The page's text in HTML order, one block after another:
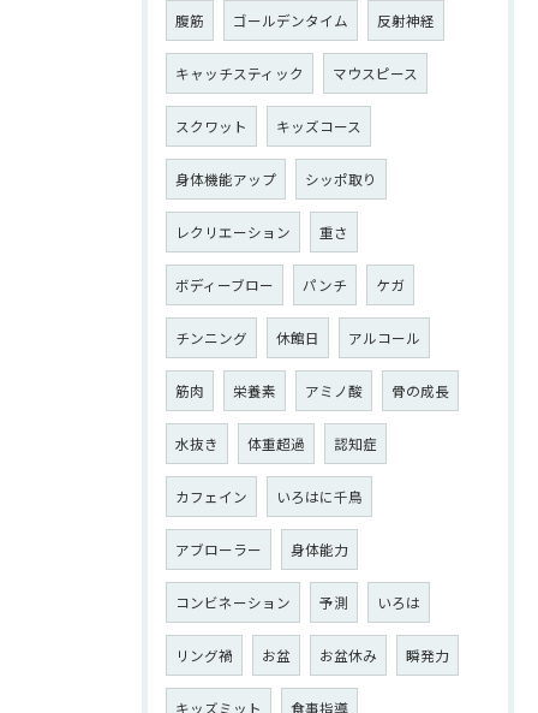
腹筋 ゴールデンタイム 反射神経
キャッチスティック マウスピース
スクワット キッズコース
身体機能アップ シッポ取り
レクリエーション 重さ
ボディーブロー パンチ ケガ
チンニング 休館日 アルコール
筋肉 栄養素 アミノ酸 骨の成長
水抜き 体重超過 認知症
カフェイン いろはに千鳥
アブローラー 身体能力
コンビネーション 予測 いろは
リング禍 お盆 お盆休み 瞬発力
キッズミット 食事指導